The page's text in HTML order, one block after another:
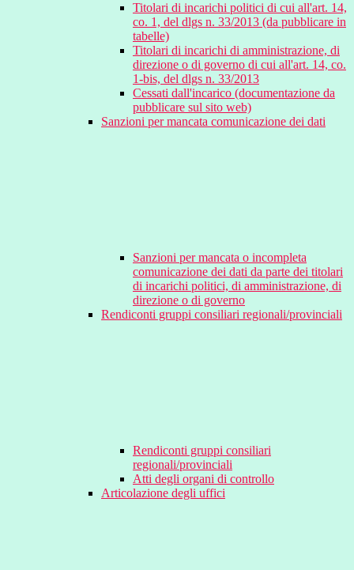
Titolari di incarichi politici di cui all'art. 14,
co. 1, del dlgs n. 33/2013 (da pubblicare in
tabelle)
Titolari di incarichi di amministrazione, di
direzione o di governo di cui all'art. 14, co.
1-bis, del dlgs n. 33/2013
Cessati dall'incarico (documentazione da
pubblicare sul sito web)
Sanzioni per mancata comunicazione dei dati
Sanzioni per mancata o incompleta
comunicazione dei dati da parte dei titolari
di incarichi politici, di amministrazione, di
direzione o di governo
Rendiconti gruppi consiliari regionali/provinciali
Rendiconti gruppi consiliari
regionali/provinciali
Atti degli organi di controllo
Articolazione degli uffici